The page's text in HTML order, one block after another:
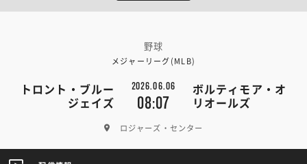
野球
メジャーリーグ(MLB)
トロント・ブルー
ジェイズ
2026.06.06
08:07
ボルティモア・オ
リオールズ
ロジャーズ・センター